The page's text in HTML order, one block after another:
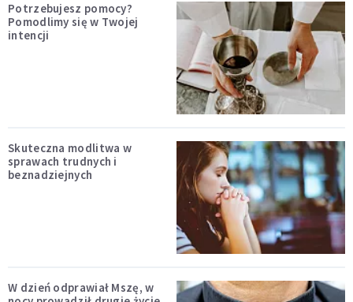
Potrzebujesz pomocy?
Pomodlimy się w Twojej
intencji
Skuteczna modlitwa w
sprawach trudnych i
beznadziejnych
W dzień odprawiał Mszę, w